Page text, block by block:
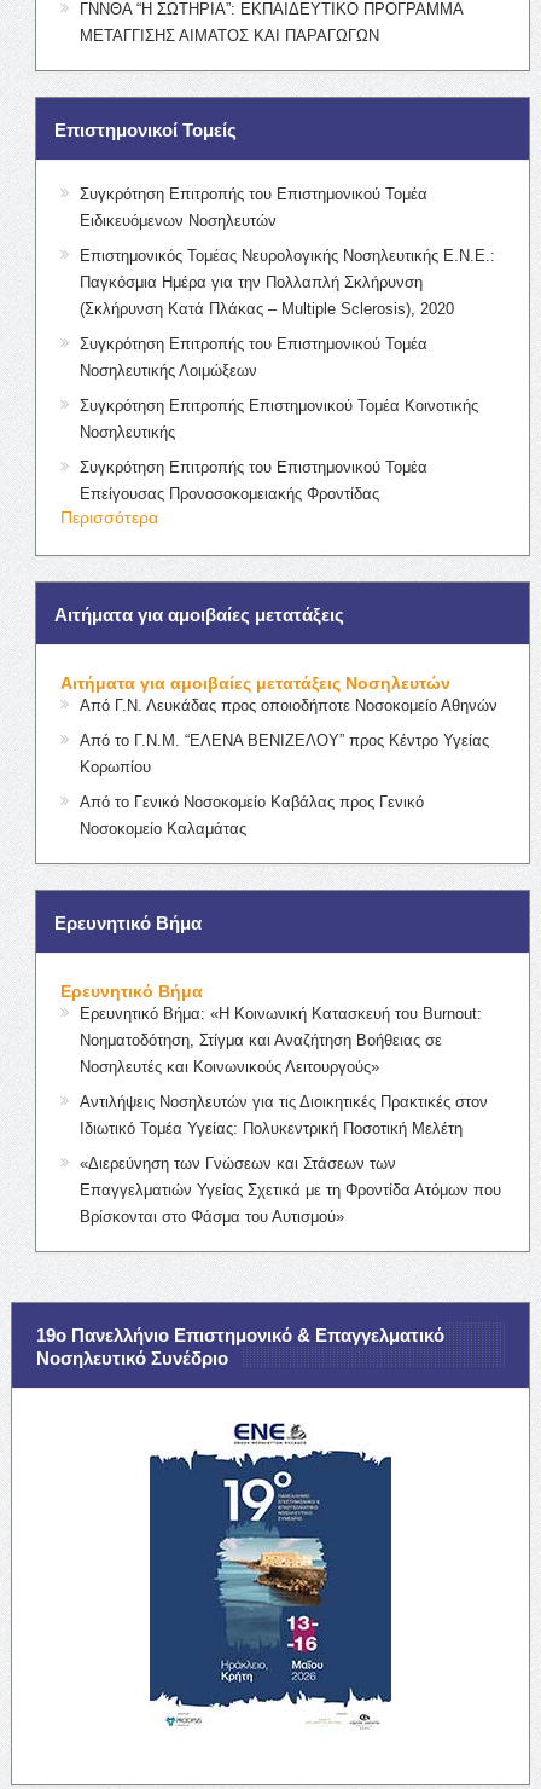
ΓΝΝΘΑ “Η ΣΩΤΗΡΙΑ”: ΕΚΠΑΙΔΕΥΤΙΚΟ ΠΡΟΓΡΑΜΜΑ
ΜΕΤΑΓΓΙΣΗΣ ΑΙΜΑΤΟΣ ΚΑΙ ΠΑΡΑΓΩΓΩΝ
Επιστημονικοί Τομείς
Συγκρότηση Επιτροπής του Επιστημονικού Τομέα
Ειδικευόμενων Νοσηλευτών
Επιστημονικός Τομέας Νευρολογικής Νοσηλευτικής Ε.Ν.Ε.:
Παγκόσμια Ημέρα για την Πολλαπλή Σκλήρυνση
(Σκλήρυνση Κατά Πλάκας – Multiple Sclerosis), 2020
Συγκρότηση Επιτροπής του Επιστημονικού Τομέα
Νοσηλευτικής Λοιμώξεων
Συγκρότηση Επιτροπής Επιστημονικού Τομέα Κοινοτικής
Νοσηλευτικής
Συγκρότηση Επιτροπής του Επιστημονικού Τομέα
Επείγουσας Προνοσοκομειακής Φροντίδας
Περισσότερα
Αιτήματα για αμοιβαίες μετατάξεις
Αιτήματα για αμοιβαίες μετατάξεις Νοσηλευτών
Από Γ.Ν. Λευκάδας προς οποιοδήποτε Νοσοκομείο Αθηνών
Από το Γ.Ν.Μ. “ΕΛΕΝΑ ΒΕΝΙΖΕΛΟΥ” προς Κέντρο Υγείας
Κορωπίου
Από το Γενικό Νοσοκομείο Καβάλας προς Γενικό
Νοσοκομείο Καλαμάτας
Ερευνητικό Βήμα
Ερευνητικό Βήμα
Ερευνητικό Βήμα: «Η Κοινωνική Κατασκευή του Burnout:
Νοηματοδότηση, Στίγμα και Αναζήτηση Βοήθειας σε
Νοσηλευτές και Κοινωνικούς Λειτουργούς»
Αντιλήψεις Νοσηλευτών για τις Διοικητικές Πρακτικές στον
Ιδιωτικό Τομέα Υγείας: Πολυκεντρική Ποσοτική Μελέτη
«Διερεύνηση των Γνώσεων και Στάσεων των
Επαγγελματιών Υγείας Σχετικά με τη Φροντίδα Ατόμων που
Βρίσκονται στο Φάσμα του Αυτισμού»
19ο Πανελλήνιο Επιστημονικό & Επαγγελματικό
Νοσηλευτικό Συνέδριο